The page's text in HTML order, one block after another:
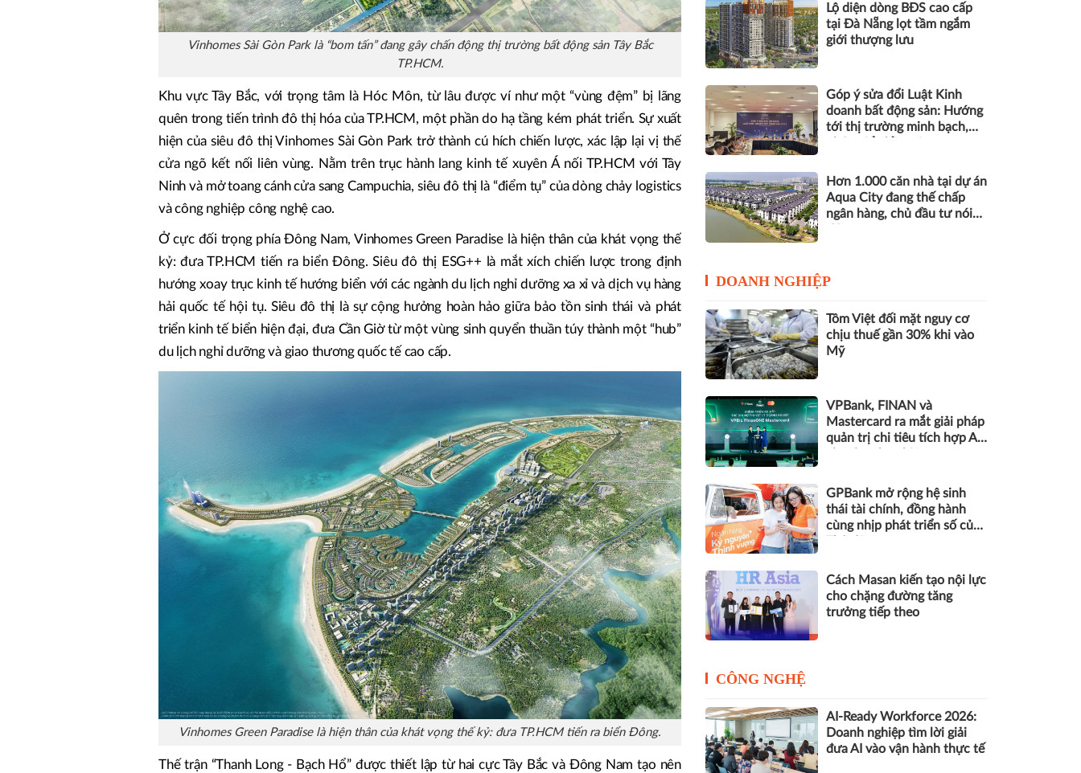
Vinhomes Sài Gòn Park là “bom tấn” đang gây chấn động thị trường bất động sản Tây Bắc
TP.HCM.
Khu vực Tây Bắc, với trọng tâm là Hóc Môn, từ lâu được ví như một “vùng đệm” bị lãng
quên trong tiến trình đô thị hóa của TP.HCM, một phần do hạ tầng kém phát triển. Sự xuất
hiện của siêu đô thị Vinhomes Sài Gòn Park trở thành cú hích chiến lược, xác lập lại vị thế
cửa ngõ kết nối liên vùng. Nằm trên trục hành lang kinh tế xuyên Á nối TP.HCM với Tây
Ninh và mở toang cánh cửa sang Campuchia, siêu đô thị là “điểm tụ” của dòng chảy logistics
và công nghiệp công nghệ cao.
Ở cực đối trọng phía Đông Nam, Vinhomes Green Paradise là hiện thân của khát vọng thế
kỷ: đưa TP.HCM tiến ra biển Đông. Siêu đô thị ESG++ là mắt xích chiến lược trong định
hướng xoay trục kinh tế hướng biển với các ngành du lịch nghỉ dưỡng xa xỉ và dịch vụ hàng
hải quốc tế hội tụ. Siêu đô thị là sự cộng hưởng hoàn hảo giữa bảo tồn sinh thái và phát
triển kinh tế biển hiện đại, đưa Cần Giờ từ một vùng sinh quyển thuần túy thành một “hub”
du lịch nghỉ dưỡng và giao thương quốc tế cao cấp.
Vinhomes Green Paradise là hiện thân của khát vọng thế kỷ: đưa TP.HCM tiến ra biển Đông.
Thế trận “Thanh Long - Bạch Hổ” được thiết lập từ hai cực Tây Bắc và Đông Nam tạo nên
Lộ diện dòng BĐS cao cấp
tại Đà Nẵng lọt tầm ngắm
giới thượng lưu
Góp ý sửa đổi Luật Kinh
doanh bất động sản: Hướng
tới thị trường minh bạch,
Hơn 1.000 căn nhà tại dự án
Aqua City đang thế chấp
ngân hàng, chủ đầu tư nói
DOANH NGHIỆP
Tôm Việt đối mặt nguy cơ
chịu thuế gần 30% khi vào
Mỹ
VPBank, FINAN và
Mastercard ra mắt giải pháp
quản trị chi tiêu tích hợp AI
GPBank mở rộng hệ sinh
thái tài chính, đồng hành
cùng nhịp phát triển số của
Cách Masan kiến tạo nội lực
cho chặng đường tăng
trưởng tiếp theo
CÔNG NGHỆ
AI-Ready Workforce 2026:
Doanh nghiệp tìm lời giải
đưa AI vào vận hành thực tế